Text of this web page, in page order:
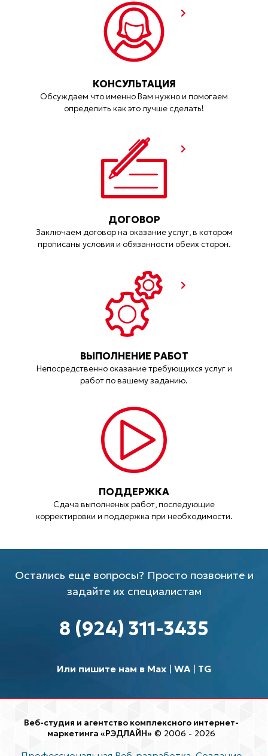
КОНСУЛЬТАЦИЯ
Обсуждаем что именно Вам нужно и помогаем
определить как это лучше сделать!
ДОГОВОР
Заключаем договор на оказание услуг, в котором
прописаны условия и обязанности обеих сторон.
ВЫПОЛНЕНИЕ РАБОТ
Непосредственно оказание требующихся услуг и
работ по вашему заданию.
ПОДДЕРЖКА
Сдача выполненых работ, последующие
корректировки и поддержка при необходимости.
Остались еще вопросы? Просто позвоните и
задайте их специалистам
8 (924) 311-3435
Или пишите нам в Max| WA| TG
Веб-студия и агентство комплексного интернет-
маркетинга «РЭДЛАЙН» © 2006 - 2026